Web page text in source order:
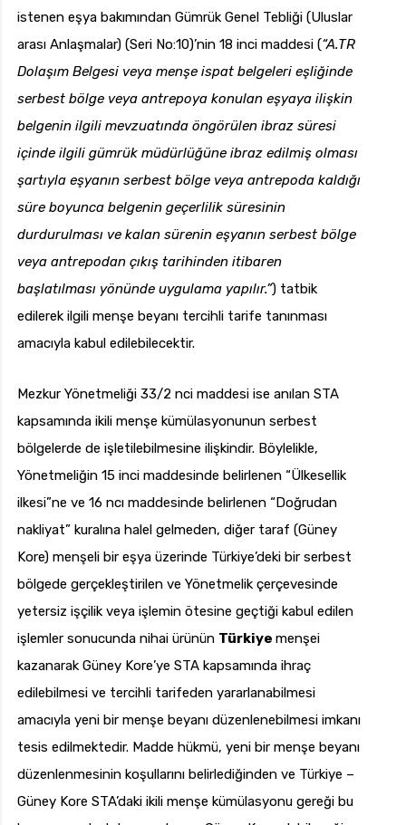
istenen eşya bakımından Gümrük Genel Tebliği (Uluslar
arası Anlaşmalar) (Seri No:10)’nin 18 inci maddesi (“A.TR
Dolaşım Belgesi veya menşe ispat belgeleri eşliğinde
serbest bölge veya antrepoya konulan eşyaya ilişkin
belgenin ilgili mevzuatında öngörülen ibraz süresi
içinde ilgili gümrük müdürlüğüne ibraz edilmiş olması
şartıyla eşyanın serbest bölge veya antrepoda kaldığı
süre boyunca belgenin geçerlilik süresinin
durdurulması ve kalan sürenin eşyanın serbest bölge
veya antrepodan çıkış tarihinden itibaren
başlatılması yönünde uygulama yapılır.”) tatbik
edilerek ilgili menşe beyanı tercihli tarife tanınması
amacıyla kabul edilebilecektir.
Mezkur Yönetmeliği 33/2 nci maddesi ise anılan STA
kapsamında ikili menşe kümülasyonunun serbest
bölgelerde de işletilebilmesine ilişkindir. Böylelikle,
Yönetmeliğin 15 inci maddesinde belirlenen “Ülkesellik
ilkesi”ne ve 16 ncı maddesinde belirlenen “Doğrudan
nakliyat” kuralına halel gelmeden, diğer taraf (Güney
Kore) menşeli bir eşya üzerinde Türkiye’deki bir serbest
bölgede gerçekleştirilen ve Yönetmelik çerçevesinde
yetersiz işçilik veya işlemin ötesine geçtiği kabul edilen
işlemler sonucunda nihai ürünün Türkiye menşei
kazanarak Güney Kore’ye STA kapsamında ihraç
edilebilmesi ve tercihli tarifeden yararlanabilmesi
amacıyla yeni bir menşe beyanı düzenlenebilmesi imkanı
tesis edilmektedir. Madde hükmü, yeni bir menşe beyanı
düzenlenmesinin koşullarını belirlediğinden ve Türkiye –
Güney Kore STA’daki ikili menşe kümülasyonu gereği bu